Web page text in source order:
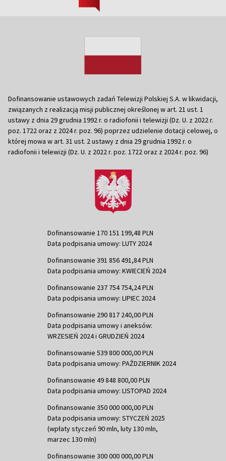
Dofinansowanie ustawowych zadań Telewizji Polskiej S.A. w likwidacji,
związanych z realizacją misji publicznej określonej w art. 21 ust. 1
ustawy z dnia 29 grudnia 1992 r. o radiofonii i telewizji (Dz. U. z 2022 r.
poz. 1722 oraz z 2024 r. poz. 96) poprzez udzielenie dotacji celowej, o
której mowa w art. 31 ust. 2 ustawy z dnia 29 grudnia 1992 r. o
radiofonii i telewizji (Dz. U. z 2022 r. poz. 1722 oraz z 2024 r. poz. 96)
Dofinansowanie 170 151 199,48 PLN
Data podpisania umowy: LUTY 2024
Dofinansowanie 391 856 491,84 PLN
Data podpisania umowy: KWIECIEŃ 2024
Dofinansowanie 237 754 754,24 PLN
Data podpisania umowy: LIPIEC 2024
Dofinansowanie 290 817 240,00 PLN
Data podpisania umowy i aneksów:
WRZESIEŃ 2024 i GRUDZIEŃ 2024
Dofinansowanie 539 800 000,00 PLN
Data podpisania umowy: PAŹDZIERNIK 2024
Dofinansowanie 49 848 800,00 PLN
Data podpisania umowy: LISTOPAD 2024
Dofinansowanie 350 000 000,00 PLN
Data podpisania umowy: STYCZEŃ 2025
(wpłaty styczeń 90 mln, luty 130 mln,
marzec 130 mln)
Dofinansowanie 300 000 000,00 PLN